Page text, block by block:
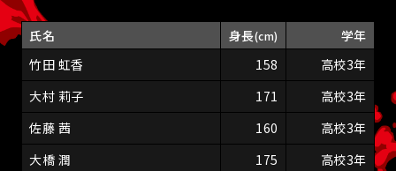
氏名 身長(cm)
学年
竹田 虹香
158
高校3年
大村 莉子
171
高校3年
佐藤 茜
160
高校3年
大橋 潤
175
高校3年